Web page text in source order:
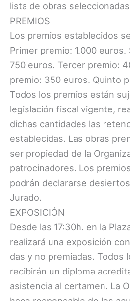
lista de obras
PREMIOS
Los premios establecidos
Primer premio: 1.000
750 euros. Tercer premio:
premio: 350 euros. Quinto
Todos los premios están
legislación fiscal vigente,
dichas cantidades las
establecidas. Las obras
ser propiedad de la
patrocinadores. Los premios
podrán declararse
Jurado.
EXPOSICIÓN
Desde las 17:30h. en la
realizará una exposición
das y no premiadas. Todos
recibirán un diploma
asistencia al certamen. La